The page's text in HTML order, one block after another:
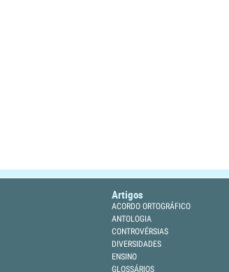
Artigos
ACORDO ORTOGRÁFICO
ANTOLOGIA
CONTROVÉRSIAS
DIVERSIDADES
ENSINO
GLOSSÁRIOS